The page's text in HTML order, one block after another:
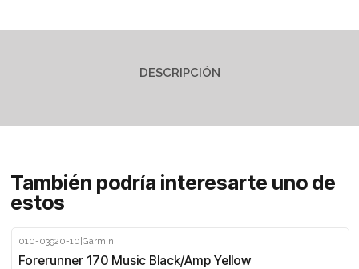
DESCRIPCIÓN
También podría interesarte uno de
estos
010-03920-10|Garmin
Forerunner 170 Music Black/Amp Yellow